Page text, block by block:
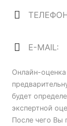
E-MAIL:
Онлайн-оценка
будет
экспертной
После чего Вы